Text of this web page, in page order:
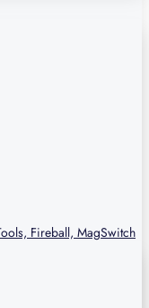
Fireball, MagSwitch